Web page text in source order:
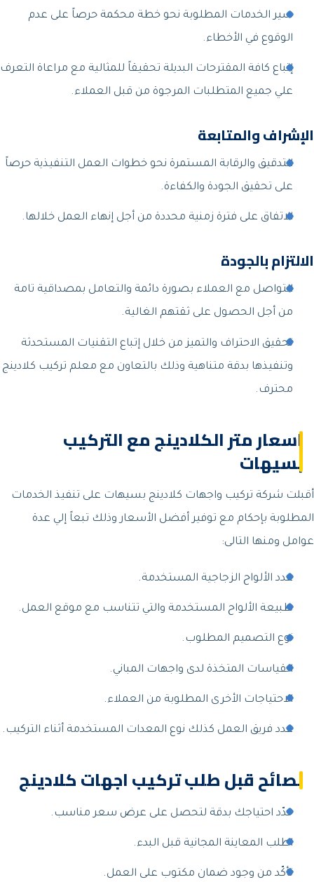
سير الخدمات المطلوبة نحو خطة محكمة حرصاً على عدم
الوقوع في الأخطاء.
إتباع كافة المقترحات البديلة تحقيقاً للمثالية مع مراعاة التعرف
علي جميع المتطلبات المرجوة من قبل العملاء.
الإشراف والمتابعة
التدقيق والرقابة المستمرة نحو خطوات العمل التنفيذية حرصاً
على تحقيق الجودة والكفاءة.
الاتفاق على فترة زمنية محددة من أجل إنهاء العمل خلالها.
الالتزام بالجودة
التواصل مع العملاء بصورة دائمة والتعامل بمصداقية تامة
من أجل الحصول على ثقتهم الغالية.
تحقيق الاحتراف والتميز من خلال إتباع التقنيات المستحدثة
وتنفيذها بدقة متناهية وذلك بالتعاون مع معلم تركيب كلادينج
محترف.
اسعار متر الكلادينج مع التركيب
بسيهات
أقبلت شركة تركيب واجهات كلادينج بسيهات على تنفيذ الخدمات
المطلوبة بإحكام مع توفير أفضل الأسعار وذلك تبعاً إلي عدة
عوامل ومنها التالى:
عدد الألواح الزجاجية المستخدمة.
طبيعة الألواح المستخدمة والتي تتناسب مع موقع العمل.
نوع التصميم المطلوب.
القياسات المتخذة لدى واجهات المباني.
الاحتياجات الأخرى المطلوبة من العملاء.
عدد فريق العمل كذلك نوع المعدات المستخدمة أثناء التركيب.
نصائح قبل طلب تركيب اجهات كلادينج
حدّد احتياجك بدقة لتحصل على عرض سعر مناسب.
اطلب المعاينة المجانية قبل البدء.
تأكّد من وجود ضمان مكتوب على العمل.